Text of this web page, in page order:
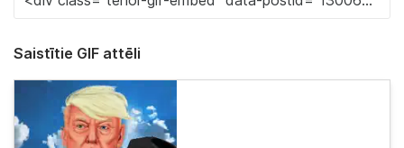
Saistītie GIF attēli